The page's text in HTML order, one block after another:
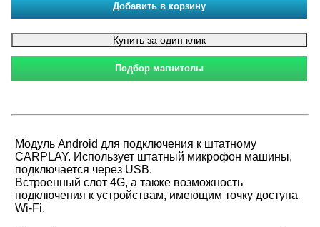
Модуль Android для подключения к штатному
CARPLAY. Использует штатный микрофон машины,
подключается через USB.
Встроенный слот 4G, а также возможность
подключения к устройствам, имеющим точку доступа
Wi-Fi.